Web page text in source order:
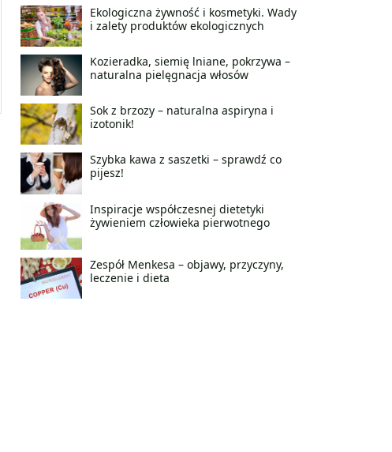
Ekologiczna żywność i kosmetyki. Wady
i zalety produktów ekologicznych
Kozieradka, siemię lniane, pokrzywa –
naturalna pielęgnacja włosów
Sok z brzozy – naturalna aspiryna i
izotonik!
Szybka kawa z saszetki – sprawdź co
pijesz!
Inspiracje współczesnej dietetyki
żywieniem człowieka pierwotnego
Zespół Menkesa – objawy, przyczyny,
leczenie i dieta